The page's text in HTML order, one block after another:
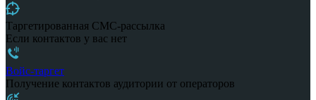
Таргетированная СМС-рассылка
Если контактов у вас нет
Войс-таргет
Получение контактов аудитории от операторов